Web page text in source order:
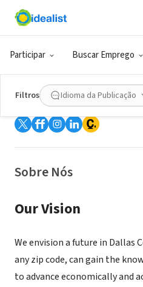
Participar Buscar Emprego
Filtros Idioma da Publicação
Dallas College
Dallas, TX
Sobre Nós
Our Vision
We envision a future in Dallas
any zip code, can gain the
to advance economically and